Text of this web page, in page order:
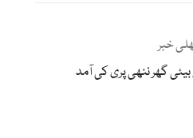
خبر
گھر ننھی پری کی آمد